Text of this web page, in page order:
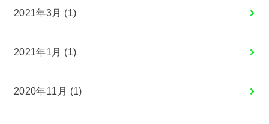
2021年3月 (1)
2021年1月 (1)
2020年11月 (1)